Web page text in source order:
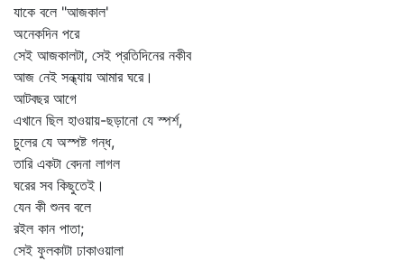
যাকে বলে "আজকাল'
অনেকদিন পরে
সেই আজকালটা, সেই প্রতিদিনের নকীব
আজ নেই সন্ধ্যায় আমার ঘরে।
আটবছর আগে
এখানে ছিল হাওয়ায়-ছড়ানো যে স্পর্শ,
চুলের যে অস্পষ্ট গন্ধ,
তারি একটা বেদনা লাগল
ঘরের সব কিছুতেই।
যেন কী শুনব বলে
রইল কান পাতা;
সেই ফুলকাটা ঢাকাওয়ালা